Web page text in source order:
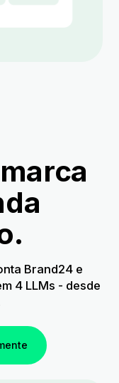
Brand24 e
4 LLMs - desde